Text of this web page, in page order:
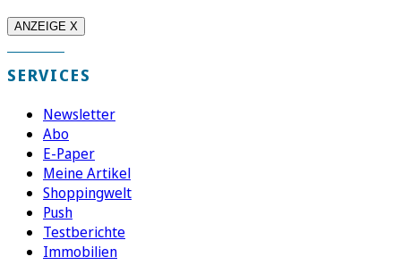
ANZEIGE X
SERVICES
Newsletter
Abo
E-Paper
Meine Artikel
Shoppingwelt
Push
Testberichte
Immobilien